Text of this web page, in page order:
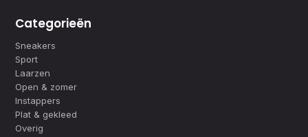
Categorieën
Sneakers
Sport
Laarzen
Open & zomer
Instappers
Plat & gekleed
Overig